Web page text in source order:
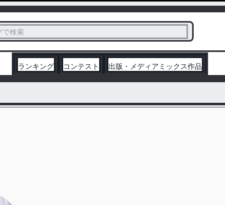
で検索
ランキング コンテスト 出版・メディアミックス作品